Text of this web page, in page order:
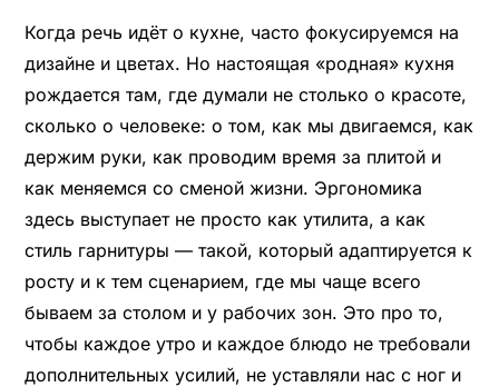
Когда речь идёт о кухне, часто фокусируемся на
дизайне и цветах. Но настоящая «родная» кухня
рождается там, где думали не столько о красоте,
сколько о человеке: о том, как мы двигаемся, как
держим руки, как проводим время за плитой и
как меняемся со сменой жизни. Эргономика
здесь выступает не просто как утилита, а как
стиль гарнитуры — такой, который адаптируется к
росту и к тем сценарием, где мы чаще всего
бываем за столом и у рабочих зон. Это про то,
чтобы каждое утро и каждое блюдо не требовали
дополнительных усилий, не уставляли нас с ног и